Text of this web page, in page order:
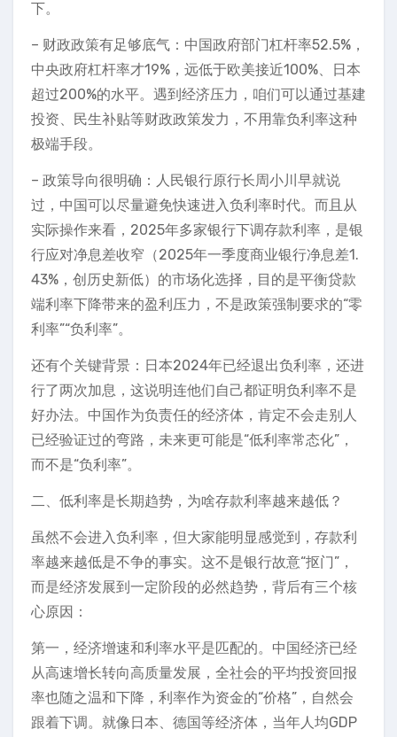
下。
– 财政政策有足够底气：中国政府部门杠杆率52.5%，
中央政府杠杆率才19%，远低于欧美接近100%、日本
超过200%的水平。遇到经济压力，咱们可以通过基建
投资、民生补贴等财政政策发力，不用靠负利率这种
极端手段。
– 政策导向很明确：人民银行原行长周小川早就说
过，中国可以尽量避免快速进入负利率时代。而且从
实际操作来看，2025年多家银行下调存款利率，是银
行应对净息差收窄（2025年一季度商业银行净息差1.
43%，创历史新低）的市场化选择，目的是平衡贷款
端利率下降带来的盈利压力，不是政策强制要求的“零
利率”“负利率”。
还有个关键背景：日本2024年已经退出负利率，还进
行了两次加息，这说明连他们自己都证明负利率不是
好办法。中国作为负责任的经济体，肯定不会走别人
已经验证过的弯路，未来更可能是“低利率常态化”，
而不是“负利率”。
二、低利率是长期趋势，为啥存款利率越来越低？
虽然不会进入负利率，但大家能明显感觉到，存款利
率越来越低是不争的事实。这不是银行故意“抠门”，
而是经济发展到一定阶段的必然趋势，背后有三个核
心原因：
第一，经济增速和利率水平是匹配的。中国经济已经
从高速增长转向高质量发展，全社会的平均投资回报
率也随之温和下降，利率作为资金的“价格”，自然会
跟着下调。就像日本、德国等经济体，当年人均GDP